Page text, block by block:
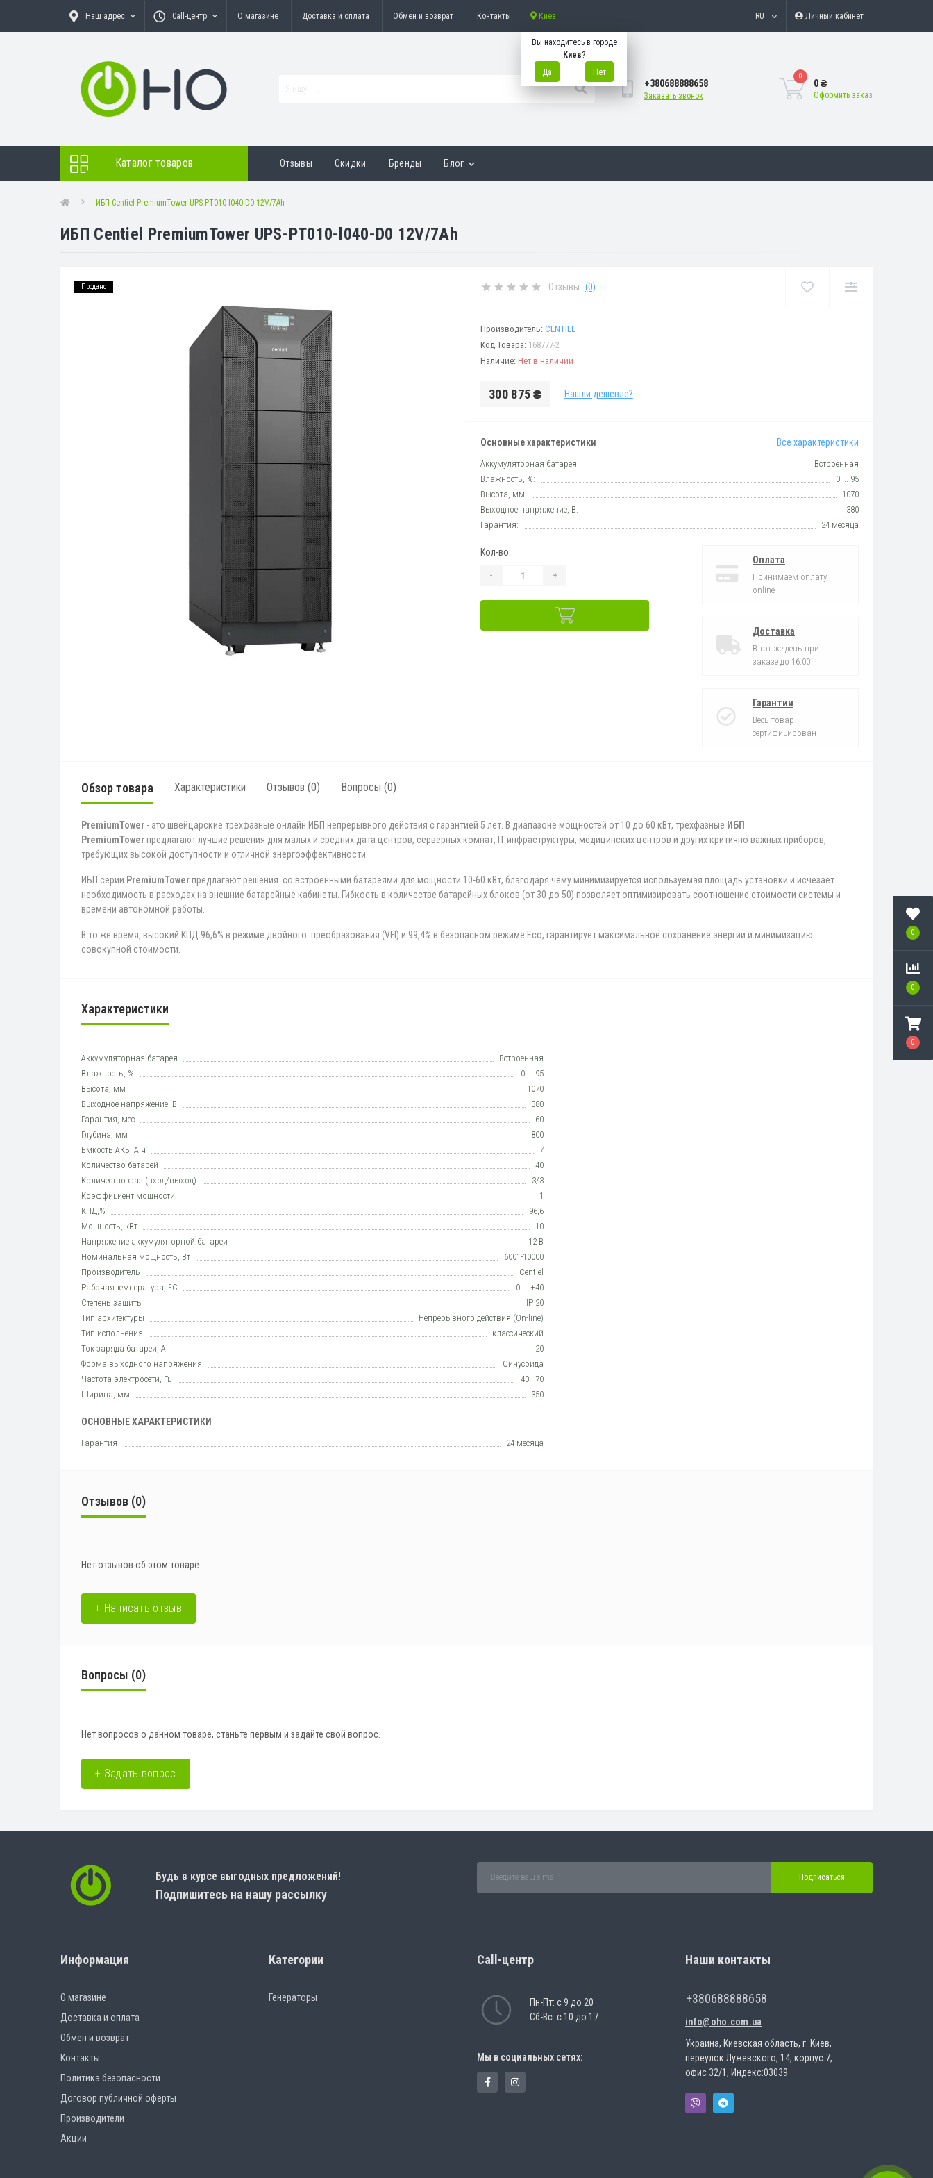
0
0
0
Наш адрес Call-центр О магазине Доставка и оплата Обмен и возврат Контакты Киев
Вы находитесь в городе
Киев?
Да
Нет
RU Личный кабинет
+380688888658
Заказать звонок
0
0 ₴
Оформить заказ
Каталог товаров Отзывы Скидки Бренды Блог
ИБП Centiel PremiumTower UPS-PT010-l040-D0 12V/7Ah
ИБП Centiel PremiumTower UPS-PT010-l040-D0 12V/7Ah
Продано Отзывы: (0)
Производитель: CENTIEL
Код Товара: 168777-2
Наличие: Нет в наличии
300 875 ₴ Нашли дешевле?
Основные характеристики Все характеристики
Аккумуляторная батарея:
Встроенная
Влажность, %:
0 ... 95
Высота, мм:
1070
Выходное напряжение, В:
380
Гарантия:
24 месяца
Кол-во:
- +
Оплата
Принимаем оплату
online
Доставка
В тот же день при
заказе до 16:00
Гарантии
Весь товар
сертифицирован
Обзор товара Характеристики Отзывов (0) Вопросы (0)
PremiumTower - это швейцарские трехфазные онлайн ИБП непрерывного действия с гарантией 5 лет. В диапазоне мощностей от 10 до 60 кВт, трехфазные ИБП
PremiumTower предлагают лучшие решения для малых и средних дата центров, серверных комнат, IT инфраструктуры, медицинских центров и других критично важных приборов,
требующих высокой доступности и отличной энергоэффективности.
ИБП серии PremiumTower предлагают решения со встроенными батареями для мощности 10-60 кВт, благодаря чему минимизируется используемая площадь установки и исчезает
необходимость в расходах на внешние батарейные кабинеты. Гибкость в количестве батарейных блоков (от 30 до 50) позволяет оптимизировать соотношение стоимости системы и
времени автономной работы.
В то же время, высокий КПД 96,6% в режиме двойного преобразования (VFI) и 99,4% в безопасном режиме Eco, гарантирует максимальное сохранение энергии и минимизацию
совокупной стоимости.
Характеристики
Аккумуляторная батарея
Встроенная
Влажность, %
0 ... 95
Высота, мм
1070
Выходное напряжение, В
380
Гарантия, мес
60
Глубина, мм
800
Емкость АКБ, А.ч
7
Количество батарей
40
Количество фаз (вход/выход)
3/3
Коэффициент мощности
1
КПД,%
96,6
Мощность, кВт
10
Напряжение аккумуляторной батареи
12 В
Номинальная мощность, Вт
6001-10000
Производитель
Centiel
Рабочая температура, ºC
0 ... +40
Степень защиты
IP 20
Тип архитектуры
Непрерывного действия (On-line)
Тип исполнения
класcический
Ток заряда батареи, А
20
Форма выходного напряжения
Синусоида
Частота электросети, Гц
40 - 70
Ширина, мм
350
ОСНОВНЫЕ ХАРАКТЕРИСТИКИ
Гарантия 24 месяца
Отзывов (0)
Нет отзывов об этом товаре.
+ Написать отзыв
Вопросы (0)
Нет вопросов о данном товаре, станьте первым и задайте свой вопрос.
+ Задать вопрос
Будь в курсе выгодных предложений!
Подпишитесь на нашу рассылку
Подписаться
Информация
О магазине
Доставка и оплата
Обмен и возврат
Контакты
Политика безопасности
Договор публичной оферты
Производители
Акции
Категории
Генераторы
Call-центр
Пн-Пт: с 9 до 20
Сб-Вс: с 10 до 17
Мы в социальных сетях:
Наши контакты
+380688888658
info@oho.com.ua
Украина, Киевская область, г. Киев,
переулок Лужевского, 14, корпус 7,
офис 32/1, Индекс:03039